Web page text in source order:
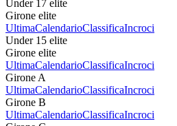
Under 17 elite
Girone elite
UltimaCalendarioClassificaIncroci
Under 15 elite
Girone elite
UltimaCalendarioClassificaIncroci
Girone A
UltimaCalendarioClassificaIncroci
Girone B
UltimaCalendarioClassificaIncroci